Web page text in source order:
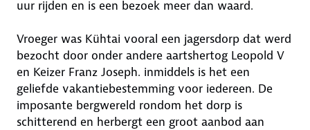
uur rijden en is een bezoek meer dan waard.
Vroeger was Kühtai vooral een jagersdorp dat werd
bezocht door onder andere aartshertog Leopold V
en Keizer Franz Joseph. inmiddels is het een
geliefde vakantiebestemming voor iedereen. De
imposante bergwereld rondom het dorp is
schitterend en herbergt een groot aanbod aan